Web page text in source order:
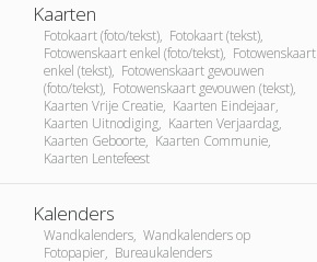
Kaarten
Fotokaart (foto/tekst), Fotokaart (tekst),
Fotowenskaart enkel (foto/tekst), Fotowenskaart
enkel (tekst), Fotowenskaart gevouwen
(foto/tekst), Fotowenskaart gevouwen (tekst),
Kaarten Vrije Creatie, Kaarten Eindejaar,
Kaarten Uitnodiging, Kaarten Verjaardag,
Kaarten Geboorte, Kaarten Communie,
Kaarten Lentefeest
Kalenders
Wandkalenders, Wandkalenders op
Fotopapier, Bureaukalenders